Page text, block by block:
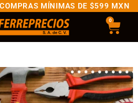
MÍNIMAS DE $599 MXN
0